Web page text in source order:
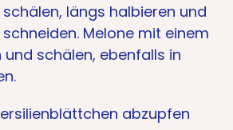
längs halbieren und
Melone mit einem
und schälen, ebenfalls in
abzupfen